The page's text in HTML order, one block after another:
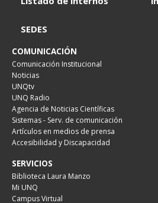
SEDES
COMUNICACIÓN
Comunicación Institucional
Noticias
UNQtv
UNQ Radio
Agencia de Noticias Científicas
Sistemas - Serv. de comunicación
Artículos en medios de prensa
Accesibilidad y Discapacidad
SERVICIOS
Biblioteca Laura Manzo
Mi UNQ
Campus Virtual